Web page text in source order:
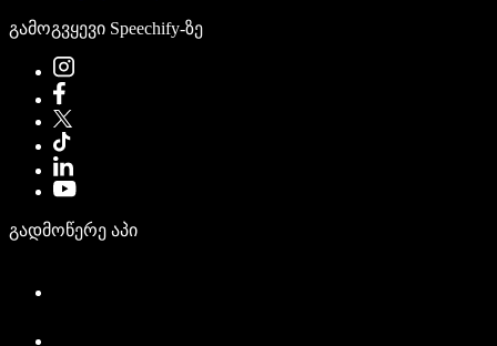
გამოგვყევი Speechify-ზე
გადმოწერე აპი